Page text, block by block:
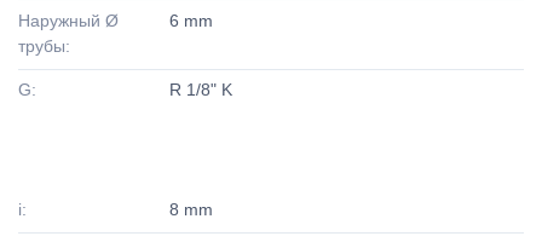
Наружный Ø
трубы:
6 mm
G: R 1/8" K
i: 8 mm